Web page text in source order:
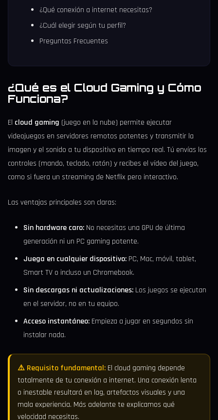
¿Qué conexión a internet necesitas?
¿Cuál elegir según tu perfil?
Preguntas Frecuentes
¿Qué es el Cloud Gaming y Cómo
Funciona?
El cloud gaming (juego en la nube) permite ejecutar
videojuegos en servidores remotos potentes y transmitir la
imagen y el sonido a tu dispositivo en tiempo real. Tú envías los
controles (mando, teclado, ratón) y recibes el vídeo del juego,
como si fuera un streaming de Netflix pero interactivo.
Las ventajas principales son claras:
Sin hardware caro: No necesitas una GPU de última
generación ni un PC gaming potente.
Juega en cualquier dispositivo: PC, Mac, móvil, tablet,
Smart TV o incluso un Chromebook.
Sin descargas ni actualizaciones: Los juegos se ejecutan
en el servidor, no en tu equipo.
Acceso instantáneo: Empieza a jugar en segundos sin
instalar nada.
⚠️ Requisito fundamental: El cloud gaming depende
totalmente de tu conexión a internet. Una conexión lenta
o inestable resultará en lag, artefactos visuales y una
mala experiencia. Más adelante te explicamos qué
velocidad necesitas.